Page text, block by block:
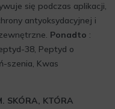
się podczas aplikacji,
antyoksydacyjnej i
Ponadto :
38, Peptyd o
szenia, Kwas
SKÓRA, KTÓRA